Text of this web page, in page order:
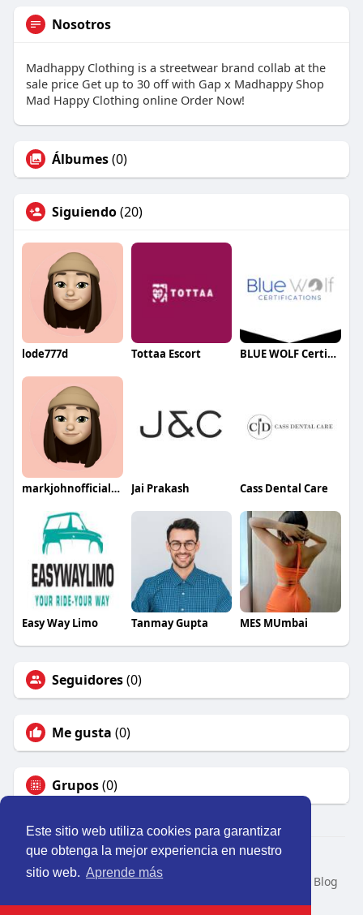
Este sitio web utiliza cookies para garantizar
que obtenga la mejor experiencia en nuestro
sitio web. Aprende más
Nosotros
Madhappy Clothing is a streetwear brand collab at the
sale price Get up to 30 off with Gap x Madhappy Shop
Mad Happy Clothing online Order Now!
Álbumes(0)
Siguiendo(20)
lode777d Tottaa Escort BLUE WOLF Certifications
markjohnofficial1980 Jai Prakash Cass Dental Care
Easy Way Limo Tanmay Gupta MES MUmbai
Seguidores(0)
Me gusta (0)
Grupos(0)
© 2026 Perú Activo
Inicio
Nosotros Contacto
Blog